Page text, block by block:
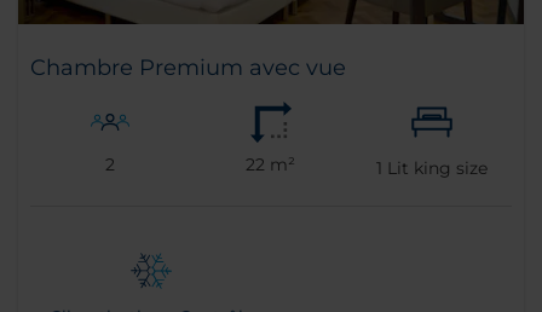
Chambre Premium avec vue
2 22 m² 1 Lit king size